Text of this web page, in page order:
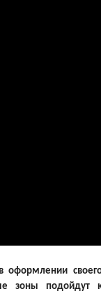
зоны подойдут